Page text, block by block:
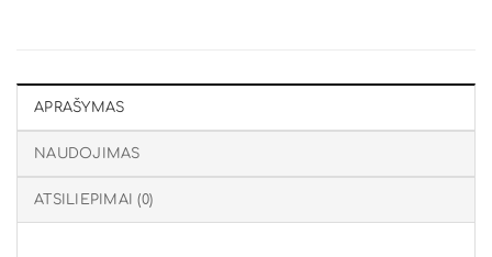
APRAŠYMAS
NAUDOJIMAS
ATSILIEPIMAI (0)